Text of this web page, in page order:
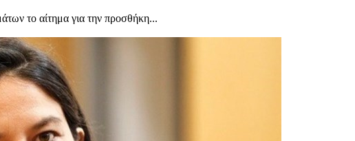
το αίτημα για την προσθήκη...